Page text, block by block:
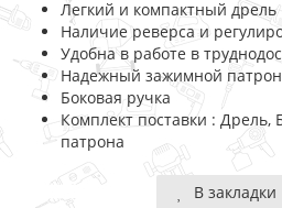
Легкий и компактный дрель
Наличие реверса и
Удобна в работе в
Надежный зажимной патрон
Боковая ручка
Комплект поставки : Дрель,
патрона
В закладки